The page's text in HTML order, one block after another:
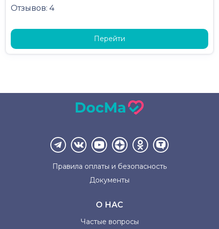
Отзывов: 4
Перейти
Правила оплаты и безопасность
Документы
О НАС
Частые вопросы